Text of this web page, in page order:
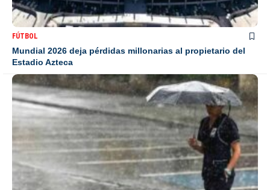
FÚTBOL
Mundial 2026 deja pérdidas millonarias al propietario del
Estadio Azteca